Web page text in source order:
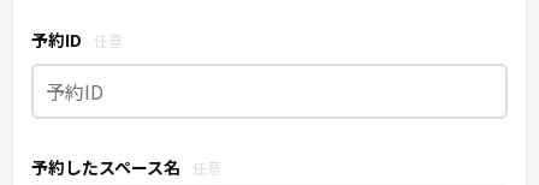
予約ID 任意
予約したスペース名 任意